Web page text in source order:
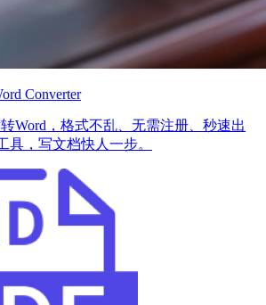
Converter
Word，格式不乱、无需注册、秒速出
具，写文档快人一步。